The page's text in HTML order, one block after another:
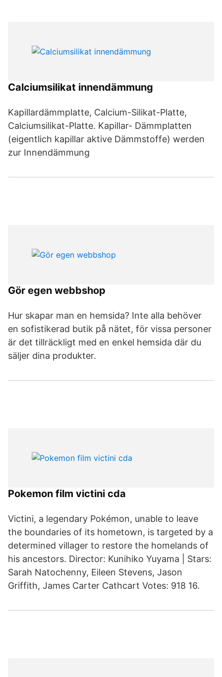
Calciumsilikat innendämmung
Kapillardämmplatte, Calcium-Silikat-Platte,
Calciumsilikat-Platte. Kapillar- Dämmplatten
(eigentlich kapillar aktive Dämmstoffe) werden
zur Innendämmung
Gör egen webbshop
Hur skapar man en hemsida? Inte alla behöver
en sofistikerad butik på nätet, för vissa personer
är det tillräckligt med en enkel hemsida där du
säljer dina produkter.
Pokemon film victini cda
Victini, a legendary Pokémon, unable to leave
the boundaries of its hometown, is targeted by a
determined villager to restore the homelands of
his ancestors. Director: Kunihiko Yuyama | Stars:
Sarah Natochenny, Eileen Stevens, Jason
Griffith, James Carter Cathcart Votes: 918 16.